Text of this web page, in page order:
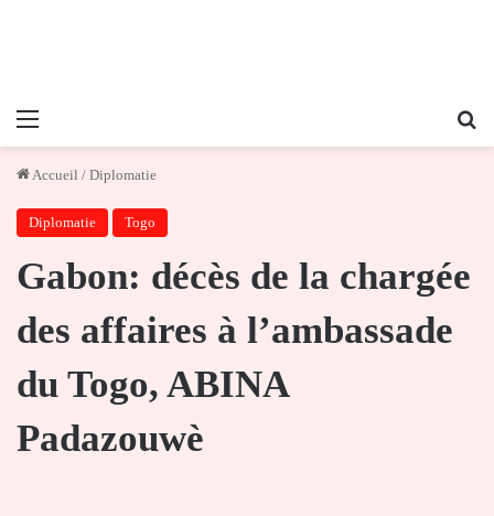
Menu
Accueil / Diplomatie
Diplomatie Togo
Gabon: décès de la chargée
des affaires à l’ambassade
du Togo, ABINA
Padazouwè